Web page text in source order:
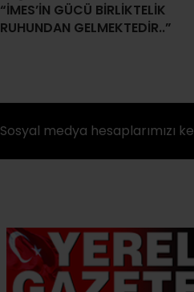
“İMES’İN GÜCÜ BİRLİKTELİK
RUHUNDAN GELMEKTEDİR..”
Sosyal medya hesaplarımızı